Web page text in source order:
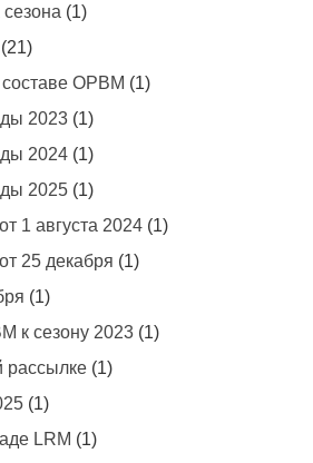
(1)
(21)
ОРВМ (1)
2023(1)
2024(1)
2025(1)
1 августа 2024(1)
25 декабря (1)
(1)
к сезону 2023(1)
(1)
(1)
LRM (1)